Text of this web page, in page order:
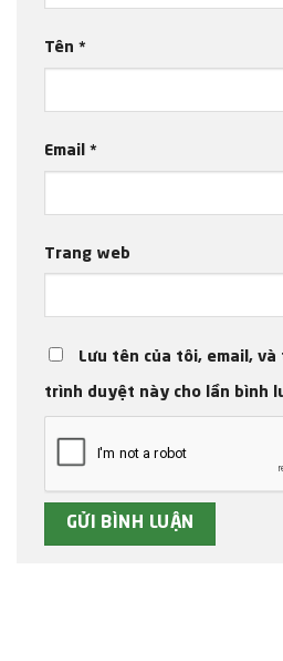
Tên *
Email *
Trang web
Lưu tên của tôi, email,
trình duyệt này cho lần bình